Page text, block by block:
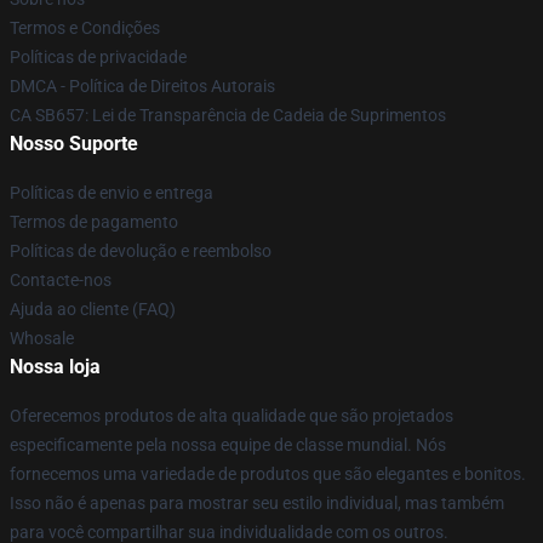
Termos e Condições
Políticas de privacidade
DMCA - Política de Direitos Autorais
CA SB657: Lei de Transparência de Cadeia de Suprimentos
Nosso Suporte
Políticas de envio e entrega
Termos de pagamento
Políticas de devolução e reembolso
Contacte-nos
Ajuda ao cliente (FAQ)
Whosale
Nossa loja
Oferecemos produtos de alta qualidade que são projetados
especificamente pela nossa equipe de classe mundial. Nós
fornecemos uma variedade de produtos que são elegantes e bonitos.
Isso não é apenas para mostrar seu estilo individual, mas também
para você compartilhar sua individualidade com os outros.